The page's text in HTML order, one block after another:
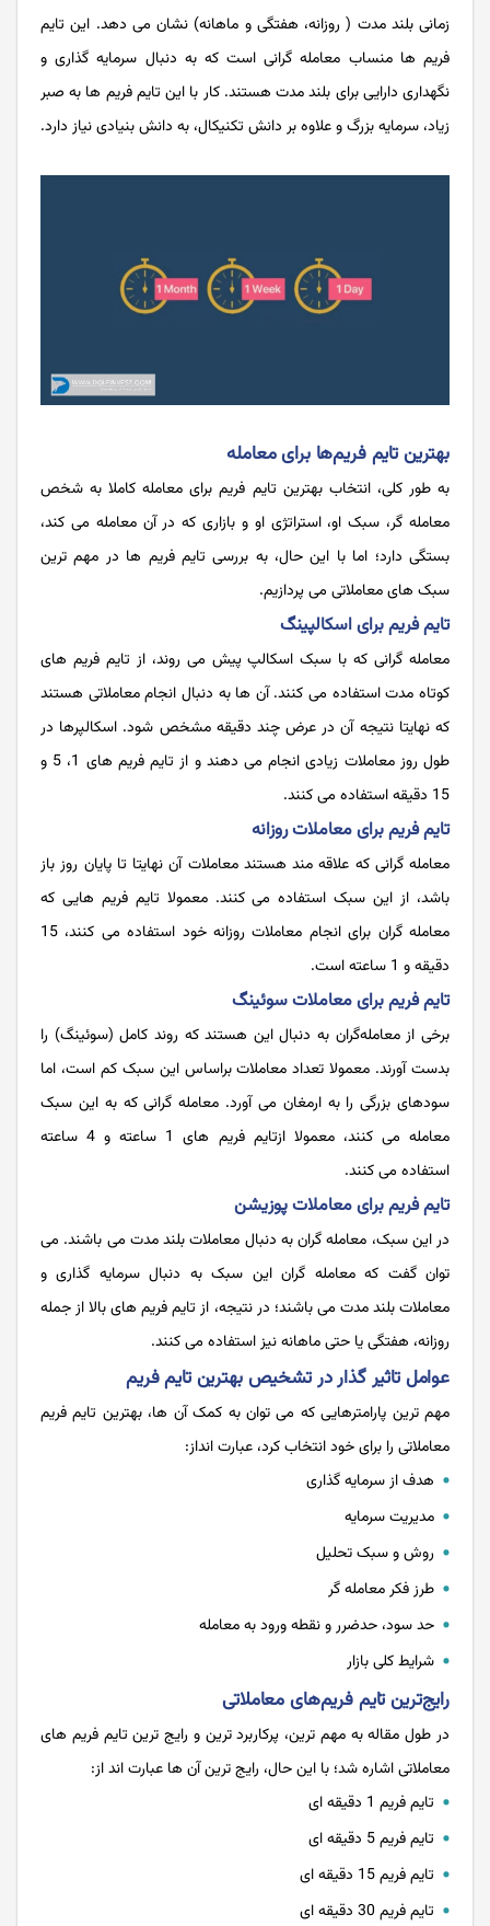
زمانی بلند مدت ( روزانه، هفتگی و ماهانه) نشان می دهد. این تایم
فریم ها منساب معامله گرانی است که به دنبال سرمایه گذاری و
نگهداری دارایی برای بلند مدت هستند. کار با این تایم فریم ها به صبر
زیاد، سرمایه بزرگ و علاوه بر دانش تکنیکال، به دانش بنیادی نیاز دارد.
بهترین تایم فریم‌ها برای معامله
به طور کلی، انتخاب بهترین تایم فریم برای معامله کاملا به شخص
معامله گر، سبک او، استراتژی او و بازاری که در آن معامله می کند،
بستگی دارد؛ اما با این حال، به بررسی تایم فریم ها در مهم ترین
سبک های معاملاتی می پردازیم.
تایم فریم برای اسکالپینگ
معامله گرانی که با سبک اسکالپ پیش می روند، از تایم فریم های
کوتاه مدت استفاده می‌ کنند. آن ها به دنبال انجام معاملاتی هستند
که نهایتا نتیجه آن در عرض چند دقیقه مشخص شود. اسکالپرها در
طول روز معاملات زیادی انجام می دهند و از تایم فریم های 1، 5 و
15 دقیقه استفاده می کنند.
تایم فریم برای معاملات روزانه
معامله گرانی که علاقه مند هستند معاملات آن نهایتا تا پایان روز باز
باشد، از این سبک استفاده می کنند. معمولا تایم فریم‌ هایی که
معامله‌ گران برای انجام معاملات روزانه خود استفاده می کنند، 15
دقیقه و 1 ساعته است.
تایم فریم برای معاملات سوئینگ
برخی از معامله‌گران به دنبال این هستند که روند کامل (سوئینگ) را
بدست آورند. معمولا تعداد معاملات براساس این سبک کم است، اما
سودهای بزرگی را به ارمغان می آورد. معامله گرانی که به این سبک
معامله می کنند، معمولا ازتایم فریم های 1 ساعته و 4 ساعته
استفاده می کنند.
تایم فریم برای معاملات پوزیشن
در این سبک، معامله ‌گران به دنبال معاملات بلند مدت می باشند. می
توان گفت که معامله گران این سبک به دنبال سرمایه گذاری و
معاملات بلند مدت می باشند؛ در نتیجه، از تایم فریم های بالا از جمله
روزانه، هفتگی یا حتی ماهانه نیز استفاده می کنند.
عوامل تاثیر گذار در تشخیص بهترین تایم فریم
مهم ترین پارامترهایی که می توان به کمک آن ها، بهترین تایم فریم
معاملاتی را برای خود انتخاب کرد، عبارت انداز:
هدف از سرمایه گذاری
مدیریت سرمایه
روش و سبک تحلیل
طرز فکر معامله گر
حد سود، حدضرر و نقطه ورود به معامله
شرایط کلی بازار
رایج‌ترین تایم فریم‌های معاملاتی
در طول مقاله به مهم ترین، پرکاربرد ترین و رایج ترین تایم فریم های
معاملاتی اشاره شد؛ با این حال، رایج ترین آن ها عبارت اند از:
تایم فریم 1 دقیقه ‌ای
تایم فریم 5 دقیقه‌ ای
تایم فریم 15 دقیقه ‌ای
تایم فریم 30 دقیقه ‌ای